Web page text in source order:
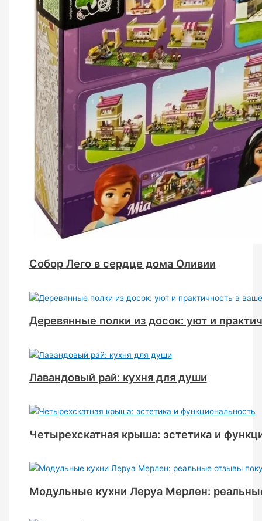
Собор Лего в сердце дома Оливии
Деревянные полки из досок: уют и
Лавандовый рай: кухня для души
Четырехскатная крыша: эстетика и
Модульные кухни Леруа Мерлен: